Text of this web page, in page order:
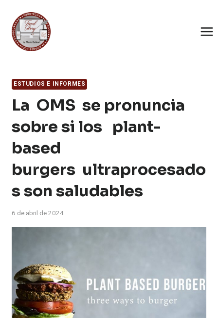
contenido
ESTUDIOS E INFORMES
La OMS se pronuncia
sobre si los plant-
based
burgers ultraprocesado
s son saludables
6 de abril de 2024